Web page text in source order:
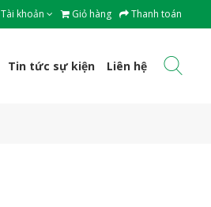
Tài khoản Giỏ hàng Thanh toán
Tin tức sự kiện Liên hệ